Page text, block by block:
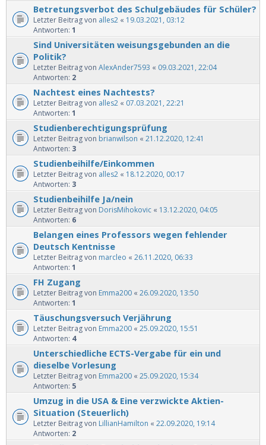
Betretungsverbot des Schulgebäudes für Schüler?
Letzter Beitrag von alles2 « 19.03.2021, 03:12
Antworten: 1
Sind Universitäten weisungsgebunden an die
Politik?
Letzter Beitrag von AlexAnder7593 « 09.03.2021, 22:04
Antworten: 2
Nachtest eines Nachtests?
Letzter Beitrag von alles2 « 07.03.2021, 22:21
Antworten: 1
Studienberechtigungsprüfung
Letzter Beitrag von brianwilson « 21.12.2020, 12:41
Antworten: 3
Studienbeihilfe/Einkommen
Letzter Beitrag von alles2 « 18.12.2020, 00:17
Antworten: 3
Studienbeihilfe Ja/nein
Letzter Beitrag von DorisMihokovic « 13.12.2020, 04:05
Antworten: 6
Belangen eines Professors wegen fehlender
Deutsch Kentnisse
Letzter Beitrag von marcleo « 26.11.2020, 06:33
Antworten: 1
FH Zugang
Letzter Beitrag von Emma200 « 26.09.2020, 13:50
Antworten: 1
Täuschungsversuch Verjährung
Letzter Beitrag von Emma200 « 25.09.2020, 15:51
Antworten: 4
Unterschiedliche ECTS-Vergabe für ein und
dieselbe Vorlesung
Letzter Beitrag von Emma200 « 25.09.2020, 15:34
Antworten: 5
Umzug in die USA & Eine verzwickte Aktien-
Situation (Steuerlich)
Letzter Beitrag von LillianHamilton « 22.09.2020, 19:14
Antworten: 2